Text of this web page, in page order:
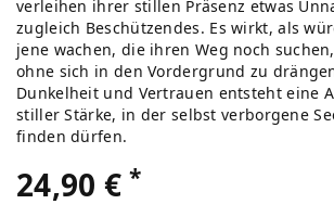
verleihen ihrer stillen Präsenz etwas
zugleich Beschützendes. Es wirkt, als
jene wachen, die ihren Weg noch
ohne sich in den Vordergrund zu
Dunkelheit und Vertrauen entsteht eine
stiller Stärke, in der selbst verborgene
finden dürfen.
24,90 €*